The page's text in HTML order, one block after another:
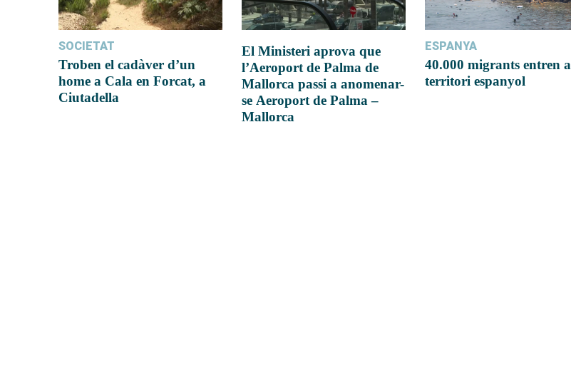
SOCIETAT
Troben el cadàver d’un
home a Cala en Forcat, a
Ciutadella
El Ministeri aprova que
l’Aeroport de Palma de
Mallorca passi a anomenar-
se Aeroport de Palma –
Mallorca
ESPANYA
40.000 migrants entren a
territori espanyol